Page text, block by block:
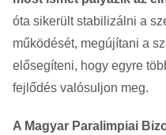
óta sikerült stabilizálni a
működését, megújítani a
elősegíteni, hogy egyre
fejlődés valósuljon meg.
A Magyar Paralimpiai